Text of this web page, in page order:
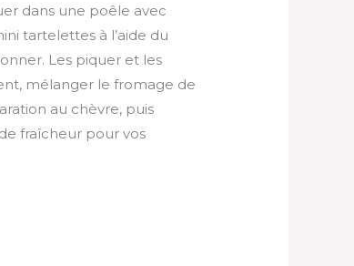
dans une poêle avec
tartelettes à l’aide du
Les piquer et les
mélanger le fromage de
au chèvre, puis
fraîcheur pour vos